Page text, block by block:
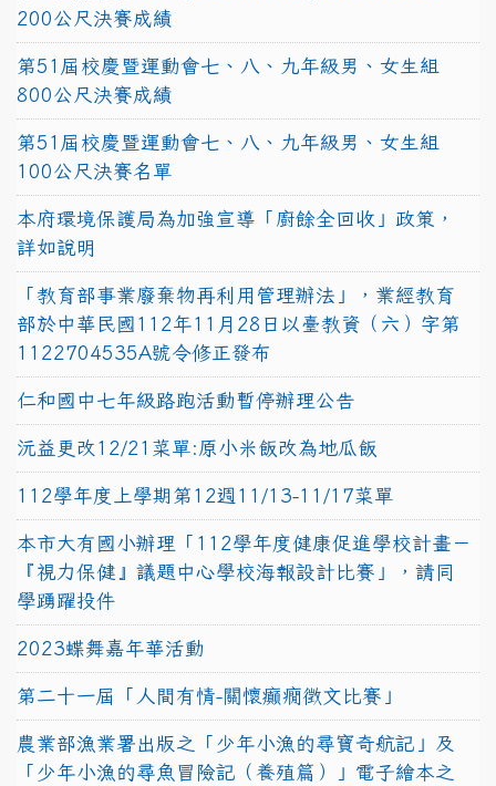
200公尺決賽成績
第51屆校慶暨運動會七、八、九年級男、女生組
800公尺決賽成績
第51屆校慶暨運動會七、八、九年級男、女生組
100公尺決賽名單
本府環境保護局為加強宣導「廚餘全回收」政策，
詳如說明
「教育部事業廢棄物再利用管理辦法」，業經教育
部於中華民國112年11月28日以臺教資（六）字第
1122704535A號令修正發布
仁和國中七年級路跑活動暫停辦理公告
沅益更改12/21菜單:原小米飯改為地瓜飯
112學年度上學期第12週11/13-11/17菜單
本市大有國小辦理「112學年度健康促進學校計畫－
『視力保健』議題中心學校海報設計比賽」，請同
學踴躍投件
2023蝶舞嘉年華活動
第二十一屆「人間有情-關懷癲癇徵文比賽」
農業部漁業署出版之「少年小漁的尋寶奇航記」及
「少年小漁的尋魚冒險記（養殖篇）」電子繪本之